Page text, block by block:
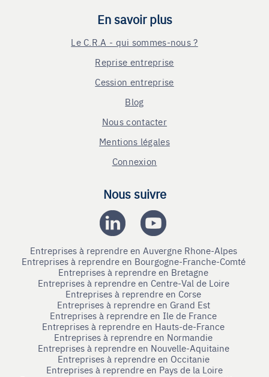
En savoir plus
Le C.R.A - qui sommes-nous ?
Reprise entreprise
Cession entreprise
Blog
Nous contacter
Mentions légales
Connexion
Nous suivre
Entreprises à reprendre en Auvergne Rhone-Alpes
Entreprises à reprendre en Bourgogne-Franche-Comté
Entreprises à reprendre en Bretagne
Entreprises à reprendre en Centre-Val de Loire
Entreprises à reprendre en Corse
Entreprises à reprendre en Grand Est
Entreprises à reprendre en Ile de France
Entreprises à reprendre en Hauts-de-France
Entreprises à reprendre en Normandie
Entreprises à reprendre en Nouvelle-Aquitaine
Entreprises à reprendre en Occitanie
Entreprises à reprendre en Pays de la Loire